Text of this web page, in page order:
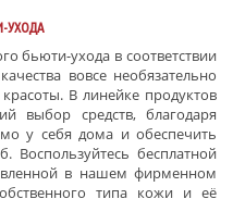
УХОДА
бьюти-ухода в соответствии
вовсе необязательно
В линейке продуктов
выбор средств, благодаря
у себя дома и обеспечить
Воспользуйтесь бесплатной
в нашем фирменном
типа кожи и её